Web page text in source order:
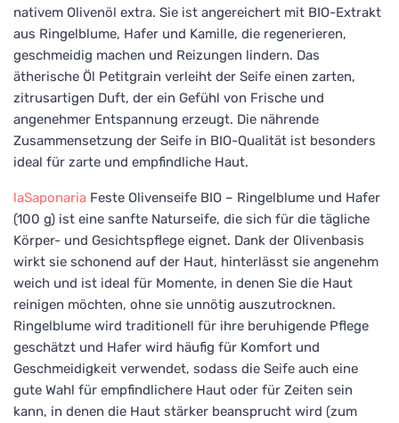
nativem Olivenöl extra. Sie ist angereichert mit BIO-Extrakt
aus Ringelblume, Hafer und Kamille, die regenerieren,
geschmeidig machen und Reizungen lindern. Das
ätherische Öl Petitgrain verleiht der Seife einen zarten,
zitrusartigen Duft, der ein Gefühl von Frische und
angenehmer Entspannung erzeugt. Die nährende
Zusammensetzung der Seife in BIO-Qualität ist besonders
ideal für zarte und empfindliche Haut.
laSaponaria Feste Olivenseife BIO – Ringelblume und Hafer
(100 g) ist eine sanfte Naturseife, die sich für die tägliche
Körper- und Gesichtspflege eignet. Dank der Olivenbasis
wirkt sie schonend auf der Haut, hinterlässt sie angenehm
weich und ist ideal für Momente, in denen Sie die Haut
reinigen möchten, ohne sie unnötig auszutrocknen.
Ringelblume wird traditionell für ihre beruhigende Pflege
geschätzt und Hafer wird häufig für Komfort und
Geschmeidigkeit verwendet, sodass die Seife auch eine
gute Wahl für empfindlichere Haut oder für Zeiten sein
kann, in denen die Haut stärker beansprucht wird (zum